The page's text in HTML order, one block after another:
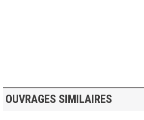
OUVRAGES SIMILAIRES